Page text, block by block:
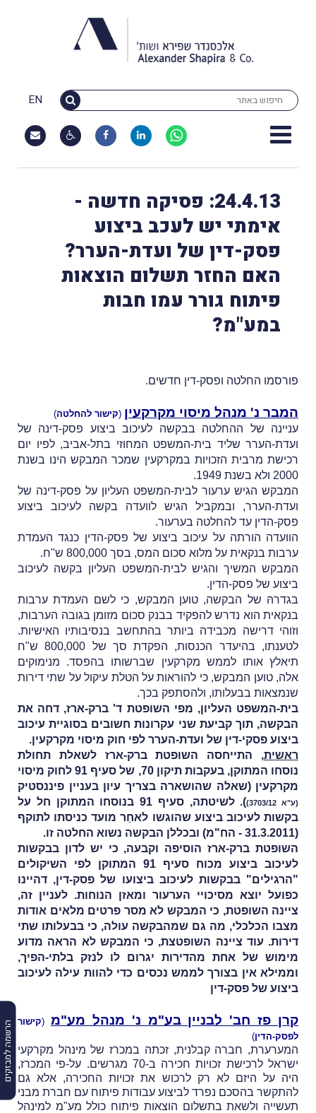
EN
הרשמה למבזקים
24.4.13: פסיקה חדשה -
אימתי יש לעכב ביצוע
פסק-דין של ועדת-הערר?
האם החזר תשלום הוצאות
פיתוח גורר עמו חבות
במע"מ?
פורסמו החלטה ופסק-דין חדשים.
המבר נ' מנהל מיסוי מקרקעין (קישור להחלטה)
עניינה של ההחלטה בבקשה לעיכוב ביצוע פסק-דינה של
ועדת-הערר שליד בית-המשפט המחוזי בתל-אביב, לפיו יום
רכישת מרבית הזכויות במקרקעין שמכר המבקש הינו בשנת
2000 ולא בשנת 1949.
המבקש הגיש ערעור לבית-המשפט העליון על פסק-דינה של
ועדת-הערר, ובמקביל הגיש לוועדה בקשה לעיכוב ביצוע
פסק-הדין עד להחלטה בערעור.
הוועדה הורתה על עיכוב ביצוע של פסק-הדין כנגד העמדת
ערבות בנקאית על מלוא סכום המס, בסך 800,000 ש"ח.
המבקש המשיך והגיש לבית-המשפט העליון בקשה לעיכוב
ביצוע של פסק-הדין.
בגדרהּ של הבקשה, טוען המבקש, כי לשם העמדת ערבות
בנקאית הוא נדרש להפקיד בבנק סכום מזומן בגובה הערבות,
וזוהי דרישה מכבידה ביותר בהתחשב בנסיבותיו האישיות.
לטענתו,
בהיעדר הכנסות, הפקדת סך של 800,000 ש"ח
תיאלץ אותו לממש מקרקעין שברשותו בהפסד. מנימוקים
אלה, טוען המבקש, כי להוראות על הטלת עיקול על שתי דירות
שנמצאות בבעלותו, ולהסתפק בכך.
בית-המשפט העליון, מפי השופטת ד' ברק-ארז, דחה את
הבקשה, תוך קביעת שני עקרונות חשובים בסוגיית עיכוב
ביצוע פסקי-דין של ועדת-הערר לפי חוק מיסוי מקרקעין.
ראשית, התייחסה השופטת ברק-ארז לשאלת תחולת
נוסחו המתוקן, בעקבות תיקון 70, של סעיף 91 לחוק מיסוי
מקרקעין (שאלה שהושארה בצריך עיון בעניין פיננסטיק
(ע"א 3703/12 )
).
לשיטתה, סעיף 91 בנוסחו המתוקן חל על
בקשות לעיכוב ביצוע שהוגשו לאחַר מועד כניסתו לתוקף
(31.3.2011 - הח"מ) ובכללן הבקשה נשוא החלטה זו.
השופטת ברק-ארז הוסיפה וקבעה, כי יש לדון בבקשות
לעיכוב ביצוע מכוח סעיף 91 המתוקן לפי השיקולים
"הרגילים" בבקשות לעיכוב ביצועו של פסק-דין, דהיינו
כפועל יוצא מסיכויי הערעור ומאזן הנוחות. לעניין זה,
ציינה השופטת, כי המבקש לא מסר פרטים מלאים אודות
מצבו הכלכלי, מה גם שמהבקשה עולה, כי בבעלותו שתי
דירות. עוד ציינה השופטצת, כי המבקש לא הראה מדוע
מימוש של אחת מהדירות יגרום לו לנזק בלתי-הפיך,
וממילא אין בצורך לממש נכסים כדי להוות עילה לעיכוב
ביצוע של פסק-דין
קרן פז חב' לבניין בע"מ נ' מנהל מע"מ (קישור
לפסק-הדין)
המערערת, חברה קבלנית, זכתה במכרז של מינהל מקרקעי
ישראל לרכישת זכויות חכירה ב-70 מגרשים. על-פי המכרז,
היה על היזם לא רק לרכוש את זכויות החכירה, אלא גם
להתקשר בהסכם נפרד לביצוע עבודות פיתוח עם חברת מבני
תעשייה ולשאת בתשלום הוצאות פיתוח כולל מע"מ למינהל